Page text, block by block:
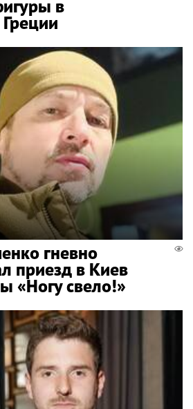
в
гневно
приезд в Киев
«Ногу свело!»